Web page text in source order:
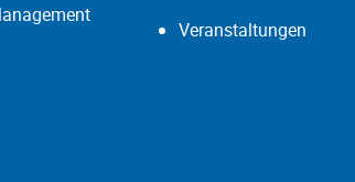
Veranstaltungen